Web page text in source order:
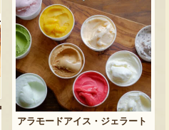
予約注文：新潟産 枝豆・茶豆